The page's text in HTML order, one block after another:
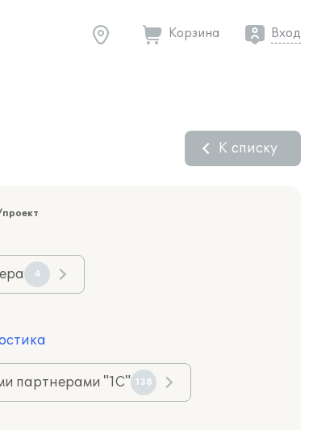
Корзина Вход
К списку
4
партнерами "1С" 138